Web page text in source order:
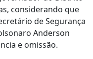
considerando que
de Segurança
Anderson
e omissão.